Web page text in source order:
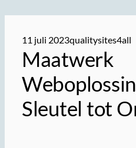
11 juli 2023qualitysites4all
Maatwerk
Sleutel tot